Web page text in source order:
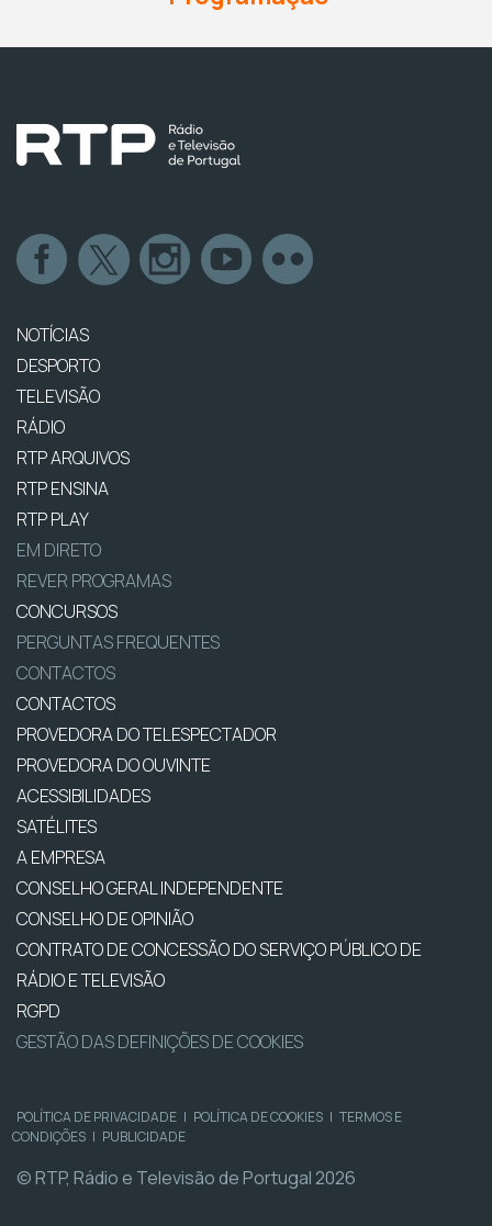
NOTÍCIAS
DESPORTO
TELEVISÃO
RÁDIO
RTP ARQUIVOS
RTP ENSINA
RTP PLAY
EM DIRETO
REVER PROGRAMAS
CONCURSOS
PERGUNTAS FREQUENTES
CONTACTOS
CONTACTOS
PROVEDORA DO TELESPECTADOR
PROVEDORA DO OUVINTE
ACESSIBILIDADES
SATÉLITES
A EMPRESA
CONSELHO GERAL INDEPENDENTE
CONSELHO DE OPINIÃO
CONTRATO DE CONCESSÃO DO SERVIÇO PÚBLICO DE
RÁDIO E TELEVISÃO
RGPD
GESTÃO DAS DEFINIÇÕES DE COOKIES
POLÍTICA DE PRIVACIDADE | POLÍTICA DE COOKIES | TERMOS E
CONDIÇÕES | PUBLICIDADE
© RTP, Rádio e Televisão de Portugal 2026